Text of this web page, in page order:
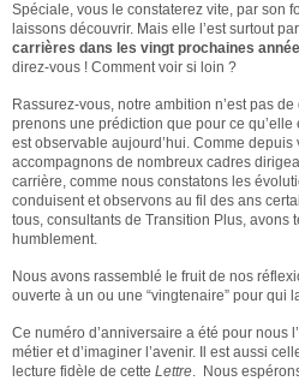
Spéciale, vous le constaterez vite, par son
laissons découvrir. Mais elle l’est surtout
carrières dans les vingt prochaines
direz-vous ! Comment voir si loin ?
Rassurez-vous, notre ambition n’est pas
prenons une prédiction que pour ce
est observable aujourd’hui. Comme
accompagnons de nombreux cadres
carrière, comme nous constatons les
conduisent et observons au fil des ans
tous, consultants de Transition Plus, avons
humblement.
Nous avons rassemblé le fruit de nos
ouverte à un ou une “vingtenaire” pour qui
Ce numéro d’anniversaire a été pour nous
métier et d’imaginer l’avenir. Il est aussi
lecture fidèle de cette Lettre. Nous